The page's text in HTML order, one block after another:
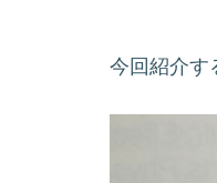
今回紹介す